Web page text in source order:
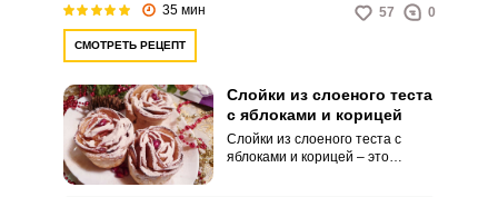
35 мин 57 0
СМОТРЕТЬ РЕЦЕПТ
Слойки из слоеного теста
с яблоками и корицей
Слойки из слоеного теста с
яблоками и корицей – это